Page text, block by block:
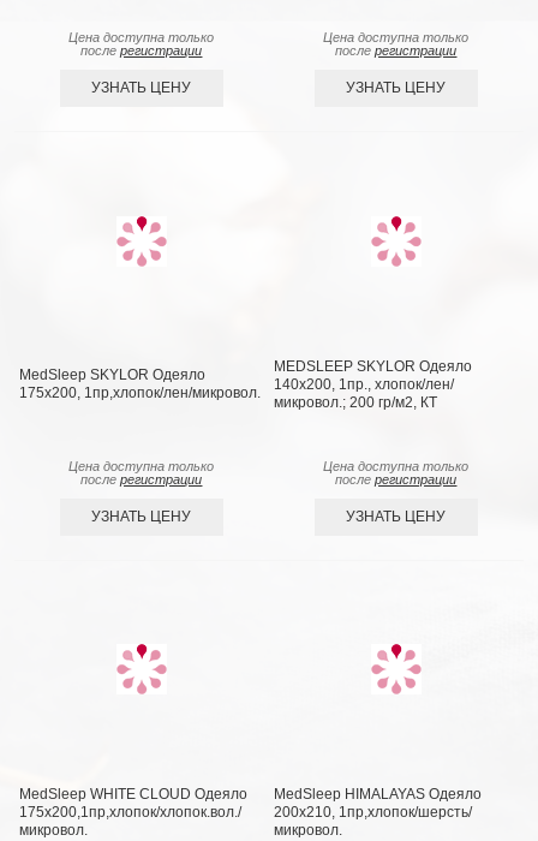
Цена доступна только
послерегистрации
УЗНАТЬ ЦЕНУ
Цена доступна только
послерегистрации
УЗНАТЬ ЦЕНУ
MedSleep SKYLOR Одеяло
175х200, 1пр,хлопок/лен/микровол.
Цена доступна только
послерегистрации
УЗНАТЬ ЦЕНУ
MEDSLEEP SKYLOR Одеяло
140х200, 1пр., хлопок/лен/
микровол.; 200 гр/м2, КТ
Цена доступна только
послерегистрации
УЗНАТЬ ЦЕНУ
MedSleep WHITE CLOUD Одеяло
175х200,1пр,хлопок/хлопок.вол./
микровол.
MedSleep HIMALAYAS Oдеяло
200х210, 1пр,хлопок/шерсть/
микровол.